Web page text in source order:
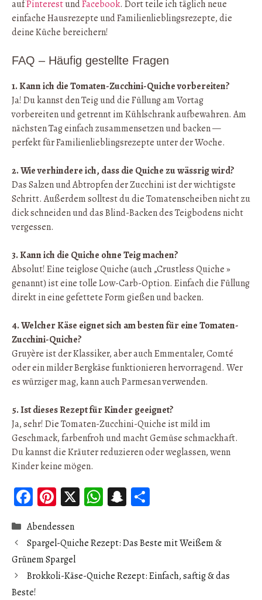
aufPinterestundFacebook. Dort teile ich täglich neue
einfache Hausrezepte und Familienlieblingsrezepte, die
deine Küche bereichern!
FAQ – Häufig gestellte Fragen
1. Kann ich die Tomaten-Zucchini-Quiche vorbereiten?
Ja! Du kannst den Teig und die Füllung am Vortag
vorbereiten und getrennt im Kühlschrank aufbewahren. Am
nächsten Tag einfach zusammensetzen und backen —
perfekt für Familienlieblingsrezepte unter der Woche.
2. Wie verhindere ich, dass die Quiche zu wässrig wird?
Das Salzen und Abtropfen der Zucchini ist der wichtigste
Schritt. Außerdem solltest du die Tomatenscheiben nicht zu
dick schneiden und das Blind-Backen des Teigbodens nicht
vergessen.
3. Kann ich die Quiche ohne Teig machen?
Absolut! Eine teiglose Quiche (auch „Crustless Quiche »
genannt) ist eine tolle Low-Carb-Option. Einfach die Füllung
direkt in eine gefettete Form gießen und backen.
4. Welcher Käse eignet sich am besten für eine Tomaten-
Zucchini-Quiche?
Gruyère ist der Klassiker, aber auch Emmentaler, Comté
oder ein milder Bergkäse funktionieren hervorragend. Wer
es würziger mag, kann auch Parmesan verwenden.
5. Ist dieses Rezept für Kinder geeignet?
Ja, sehr! Die Tomaten-Zucchini-Quiche ist mild im
Geschmack, farbenfroh und macht Gemüse schmackhaft.
Du kannst die Kräuter reduzieren oder weglassen, wenn
Kinder keine mögen.
Fa
ce
b
oo
k
Pi
er
es
t
X W
ts
A
p
S
ap
ch
at
ag
er
Catégories
Abendessen
Spargel-Quiche Rezept: Das Beste mit Weißem &
Grünem Spargel
Brokkoli-Käse-Quiche Rezept: Einfach, saftig & das
Beste!